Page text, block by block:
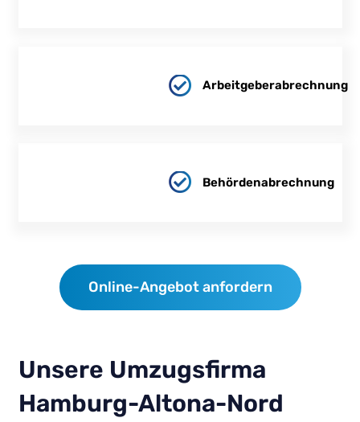
Arbeitgeberabrechnung
Behördenabrechnung
Online-Angebot anfordern
Unsere Umzugsfirma
Hamburg-Altona-Nord